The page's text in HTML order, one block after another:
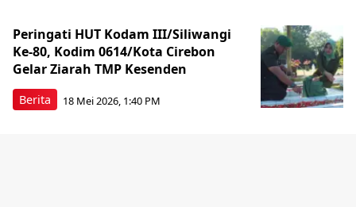
Berita
Peringati HUT Kodam III/Siliwangi
Ke-80, Kodim 0614/Kota Cirebon
Gelar Ziarah TMP Kesenden
18 Mei 2026, 1:40 PM